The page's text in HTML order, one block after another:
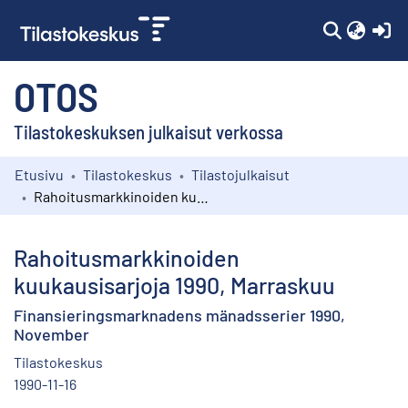
OTOS
Tilastokeskuksen julkaisut verkossa
Kokoelmat
Etusivu Tilastokeskus
Tilastojulkaisut
Rahoitusmarkkinoiden
kuukausisarjoja 1990, Marraskuu
Finansieringsmarknadens mänadsserier 1990,
November
Tilastokeskus
1990-11-16